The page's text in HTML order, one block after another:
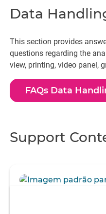
Data
This section provides
questions regarding the
view, printing, video panel,
FAQs Data
Support